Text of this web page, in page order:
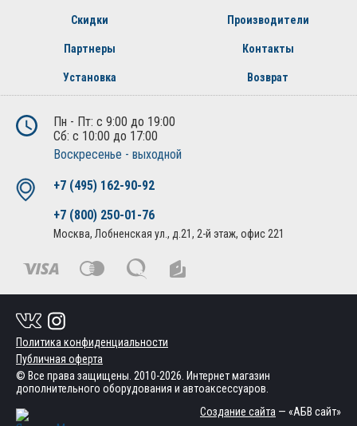
Скидки Производители
Партнеры Контакты
Установка Возврат
Пн - Пт: с 9:00 до 19:00
Сб: с 10:00 до 17:00
Воскресенье - выходной
+7 (495) 162-90-92
+7 (800) 250-01-76
Москва, Лобненская ул., д.21, 2-й этаж, офис 221
Политика конфиденциальности
Публичная оферта
© Все права защищены. 2010-2026. Интернет магазин
дополнительного оборудования и автоаксессуаров.
Создание сайта — «АБВ сайт»